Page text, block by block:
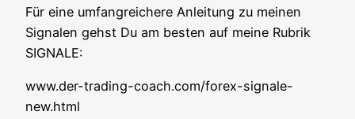
Für eine umfang­rei­che­re Anlei­tung zu mei­nen
Signa­len gehst Du am bes­ten auf mei­ne Rubrik
SIGNALE:
www.der-trading-coach.com/forex-signale-
new.html